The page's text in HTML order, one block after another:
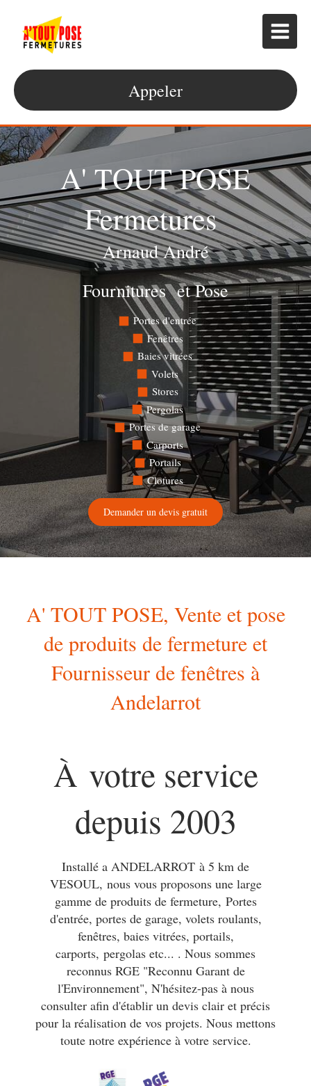
Appeler
A' TOUT POSE
Fermetures
Arnaud André
Fournitures et Pose
Portes d'entrée
Fenêtres
Baies vitrées
Volets
Stores
Pergolas
Portes de garage
Carports
Portails
Clotures
Demander un devis gratuit
A' TOUT POSE, Vente et pose
de produits de fermeture et
Fournisseur de fenêtres à
Andelarrot
À votre service
depuis 2003
Installé a ANDELARROT à 5 km de
VESOUL, nous vous proposons une large
gamme de produits de fermeture, Portes
d'entrée, portes de garage, volets roulants,
fenêtres, baies vitrées, portails,
carports, pergolas etc... . Nous sommes
reconnus RGE "Reconnu Garant de
l'Environnement", N'hésitez-pas à nous
consulter afin d'établir un devis clair et précis
pour la réalisation de vos projets. Nous mettons
toute notre expérience à votre service.